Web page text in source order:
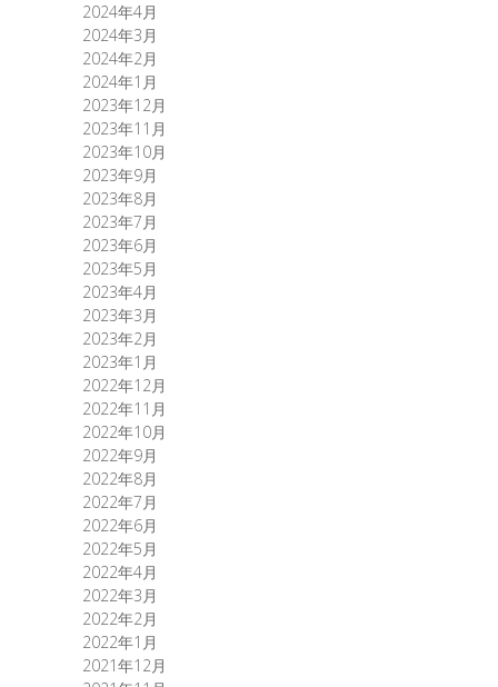
2024年4月
2024年3月
2024年2月
2024年1月
2023年12月
2023年11月
2023年10月
2023年9月
2023年8月
2023年7月
2023年6月
2023年5月
2023年4月
2023年3月
2023年2月
2023年1月
2022年12月
2022年11月
2022年10月
2022年9月
2022年8月
2022年7月
2022年6月
2022年5月
2022年4月
2022年3月
2022年2月
2022年1月
2021年12月